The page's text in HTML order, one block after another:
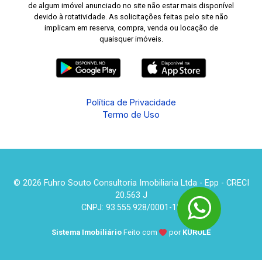
de algum imóvel anunciado no site não estar mais disponível
devido à rotatividade. As solicitações feitas pelo site não
implicam em reserva, compra, venda ou locação de
quaisquer imóveis.
Política de Privacidade
Termo de Uso
© 2026 Fuhro Souto Consultoria Imobiliaria Ltda - Epp - CRECI
20.563 J
CNPJ: 93.555.928/0001-13
Sistema Imobiliário Feito com por KUROLE